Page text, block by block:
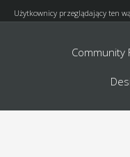
Użytkownicy przeglądający ten
Community